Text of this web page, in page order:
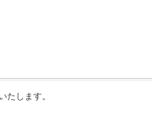
たします。